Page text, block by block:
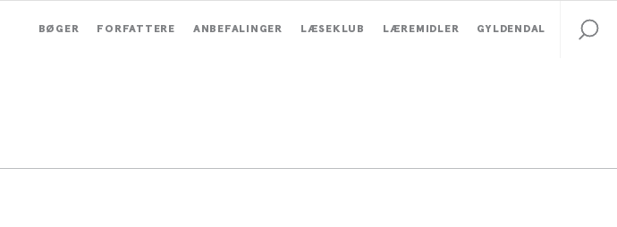
BØGER FORFATTERE ANBEFALINGER LÆSEKLUB LÆREMIDLER GYLDENDAL